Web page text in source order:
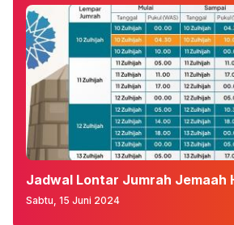
Dua Gelar Kerajaan Buat Kapolri
Kamis, 06 Juni 2024